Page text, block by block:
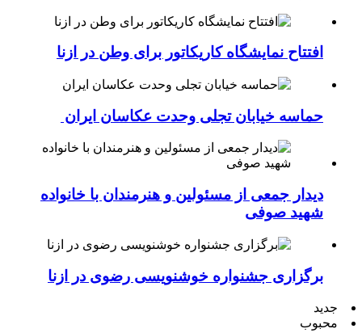
افتتاح نمایشگاه کاریکاتور برای وطن در ازنا
حماسه خیابان تجلی وحدت عکاسان ایران
دیدار جمعی از مسئولین و هنرمندان با خانواده
شهید صوفی
برگزاری جشنواره خوشنویسی رضوی در ازنا
جدید
محبوب